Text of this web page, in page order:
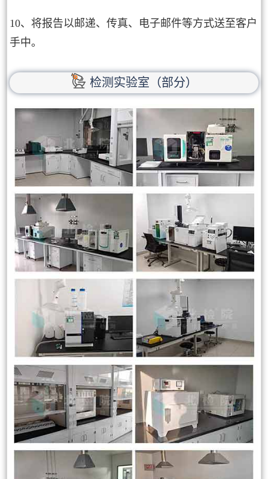
10、将报告以邮递、传真、电子邮件等方式送至客户
手中。
检测实验室（部分）